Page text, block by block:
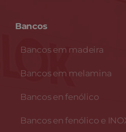
Bancos
Bancos em madeira
Bancos em melamina
Bancos en fenólico
Bancos en fenólico e